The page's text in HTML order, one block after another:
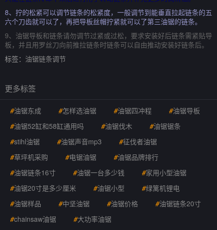
8、拧的松紧可以调节链条的松紧度，一般调节到能垂直拉起链条的五
六个刀齿就可以了，再把导板丝帽拧紧就可以了第三油锯的链条。
9、油锯导板和链条请勿调节过紧或过松，要求安装好后链条需紧贴导
板，并且用罗丝刀向前推拉链条时链条可以自由推动安装好链条后。
标签： 油锯链条调节
更多标签
#油锯东成 #怎样选油锯 #油锯四冲程 #油锯导板
#油锯52缸和58缸通用吗 #油锯伐木 #油锯锯条
#stihl油锯 #油锯声音mp3 #征伐者油锯
#草坪机采购 #电锯油锯 #油锯品牌排行
#油锯链条16寸 #油锯一台多少钱 #家用小型油锯
#油锯20寸是多少厘米 #油锯小型 #绿篱机锂电
#油锯样品 #中坚油锯 #油锯价格 #油锯链条20寸
#chainsaw油锯 #大功率油锯